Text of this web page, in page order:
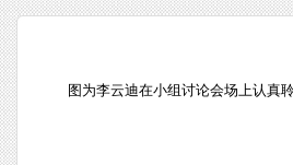
图为李云迪在小组讨论会场上认真